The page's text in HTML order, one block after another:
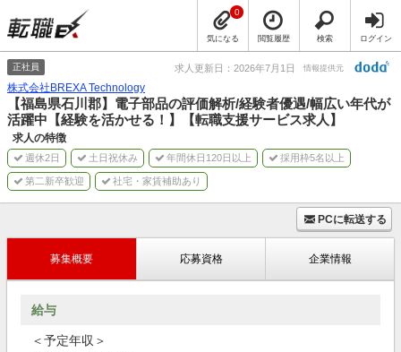
気になる
0
閲覧履歴 検索 ログイン
正社員 求人更新日：2026年7月1日 情報提供元
株式会社BREXA Technology
【福島県石川郡】電子部品の評価解析/経験者優遇/幅広い年代が
活躍中【経験を活かせる！】【転職支援サービス求人】
求人の特徴
週休2日 土日祝休み 年間休日120日以上 採用枠5名以上
第二新卒歓迎 社宅・家賃補助あり
PCに転送する
募集概要 応募資格 企業情報
給与
＜予定年収＞